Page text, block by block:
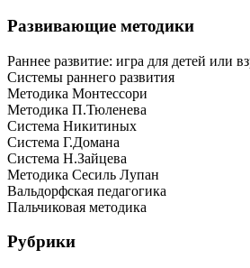
Развивающие методики
Раннее развитие: игра для детей или
Системы раннего развития
Методика Монтессори
Методика П.Тюленева
Система Никитиных
Система Г.Домана
Система Н.Зайцева
Методика Сесиль Лупан
Вальдорфская педагогика
Пальчиковая методика
Рубрики